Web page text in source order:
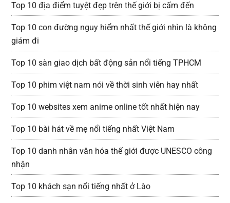
Top 10 địa điểm tuyệt đẹp trên thế giới bị cấm đến
Top 10 con đường nguy hiểm nhất thế giới nhìn là không
giám đi
Top 10 sàn giao dịch bất động sản nổi tiếng TPHCM
Top 10 phim việt nam nói về thời sinh viên hay nhất
Top 10 websites xem anime online tốt nhất hiện nay
Top 10 bài hát về mẹ nổi tiếng nhất Việt Nam
Top 10 danh nhân văn hóa thế giới được UNESCO công
nhận
Top 10 khách sạn nổi tiếng nhất ở Lào